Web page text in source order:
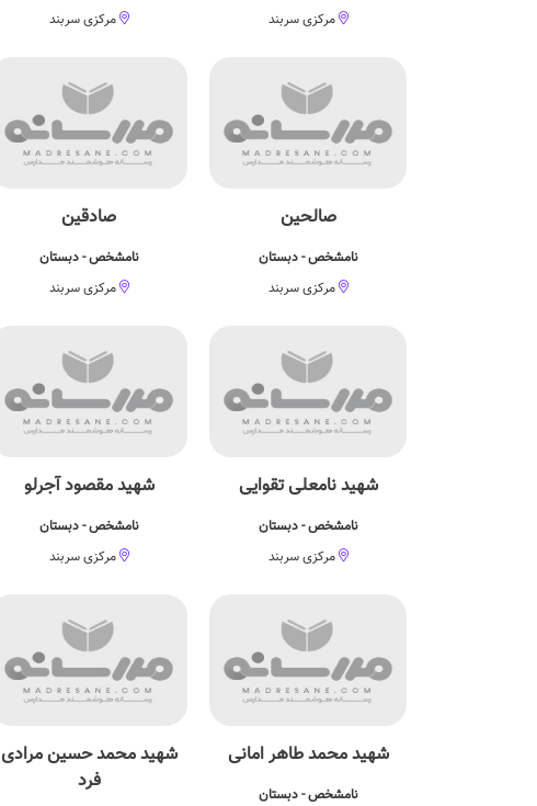
مرکزی سربند
مرکزی سربند
صالحین
نامشخص - دبستان
مرکزی سربند
صادقین
نامشخص - دبستان
مرکزی سربند
شهید نامعلی تقوایی
نامشخص - دبستان
مرکزی سربند
شهید مقصود آجرلو
نامشخص - دبستان
مرکزی سربند
شهید محمد طاهر امانی
نامشخص - دبستان
شهید محمد حسین مرادی
فرد